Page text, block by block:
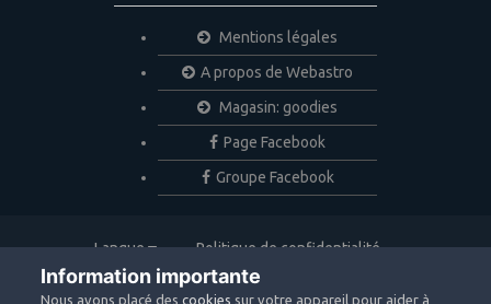
Mentions légales
A propos de Webastro
Magasin: goodies
Page Facebook
Groupe Facebook
Langue
Politique de confidentialité
Nous contacter
Copyright © 2020 Webastro
Information importante
Nous avons placé descookies sur votre appareil pour aider à